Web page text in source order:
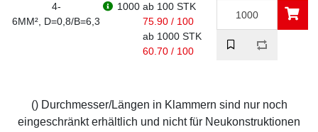
4-
6MM², D=0,8/B=6,3
1000 ab 100 STK
75.90 / 100
ab 1000 STK
60.70 / 100
() Durchmesser/Längen in Klammern sind nur noch
eingeschränkt erhältlich und nicht für Neukonstruktionen